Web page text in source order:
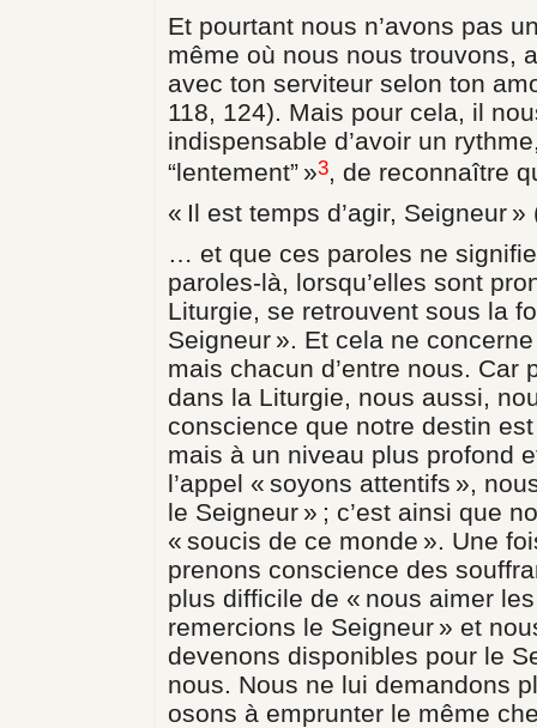
Et pourtant nous n’avons pas
même où nous nous trouvons,
avec ton serviteur selon ton
118, 124). Mais pour cela, il
indispensable d’avoir un
“lentement” »3, de reconnaître
« Il est temps d’agir, Seigneur »
… et que ces paroles ne
paroles-là, lorsqu’elles sont
Liturgie, se retrouvent sous la
Seigneur ». Et cela ne
mais chacun d’entre nous.
dans la Liturgie, nous aussi,
conscience que notre destin
mais à un niveau plus profond
l’appel « soyons attentifs »,
le Seigneur » ; c’est ainsi que
« soucis de ce monde ». Une
prenons conscience des
plus difficile de « nous aimer
remercions le Seigneur » et
devenons disponibles pour le
nous. Nous ne lui demandons
osons à emprunter le même